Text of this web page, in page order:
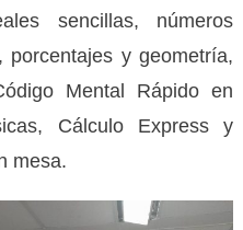
sencillas, números
porcentajes y geometría,
Mental Rápido en
Cálculo Express y
mesa.